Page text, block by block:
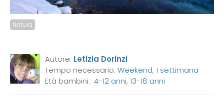
Natura
Autore: Letizia Dorinzi
Tempo necessario: Weekend, 1 settimana
Età bambini: 4-12 anni, 13-18 anni